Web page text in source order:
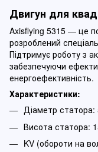
Двигун для
​Axisflying 5315 — це
розроблений
Підтримує роботу з
забезпечуючи
енергоефективність.
Характеристики:
Діаметр
Висота статора:
KV (обороти на